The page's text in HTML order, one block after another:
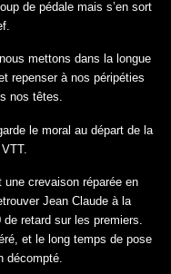
de pédale mais s’en sort
mettons dans la longue
repenser à nos péripéties
nos têtes.
le moral au départ de la
une crevaison réparée en
Jean Claude à la
retard sur les premiers.
et le long temps de pose
décompté.